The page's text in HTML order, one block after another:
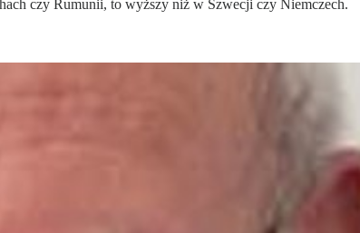
czy Rumunii, to wyższy niż w Szwecji czy Niemczech.